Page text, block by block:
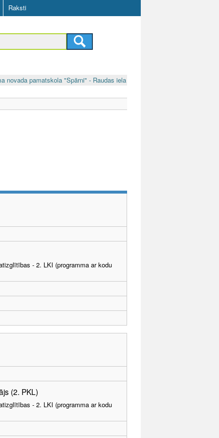
Raksti
novada pamatskola "Spārni" - Raudas iela
- 2. LKI (programma ar kodu
(2. PKL)
- 2. LKI (programma ar kodu